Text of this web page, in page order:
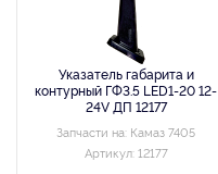
Указатель габарита и
контурный ГФ3.5 LED1-20 12-
24V ДП 12177
Запчасти на: Камаз 7405
Артикул: 12177